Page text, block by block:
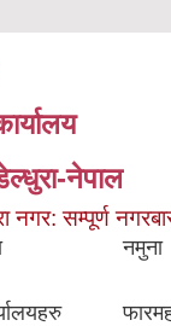
नेपाल
सम्पूर्ण
नमुना